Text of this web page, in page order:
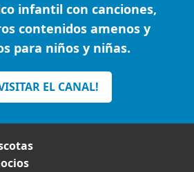
infantil con canciones,
contenidos amenos y
para niños y niñas.
EL CANAL!